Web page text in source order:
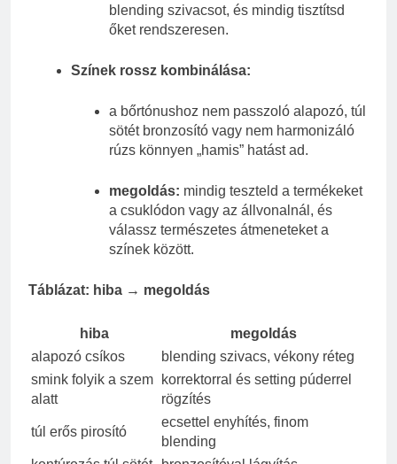
blending szivacsot, és mindig tisztítsd
őket rendszeresen.
Színek rossz kombinálása:
a bőrtónushoz nem passzoló alapozó, túl
sötét bronzosító vagy nem harmonizáló
rúzs könnyen „hamis” hatást ad.
megoldás: mindig teszteld a termékeket
a csuklódon vagy az állvonalnál, és
válassz természetes átmeneteket a
színek között.
Táblázat: hiba → megoldás
hiba
megoldás
alapozó csíkos
blending szivacs, vékony réteg
smink folyik a szem
alatt
korrektorral és setting púderrel
rögzítés
túl erős pirosító
ecsettel enyhítés, finom
blending